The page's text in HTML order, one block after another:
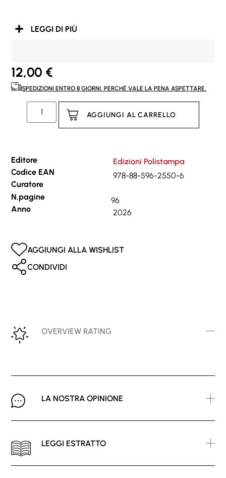
LEGGI DI PIÙ
12,00 €
SPEDIZIONI ENTRO 8 GIORNI. PERCHÉ VALE LA PENA ASPETTARE.
AGGIUNGI AL CARRELLO
Editore
Edizioni Polistampa
Codice EAN
978-88-596-2550-6
Curatore
N.pagine
96
Anno
2026
AGGIUNGI ALLA WISHLIST
CONDIVIDI
OVERVIEW RATING
LA NOSTRA OPINIONE
LEGGI ESTRATTO